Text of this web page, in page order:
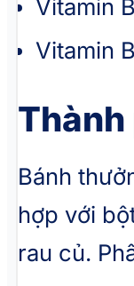
Vitamin
Vitamin
Bánh
hợp với
rau củ.